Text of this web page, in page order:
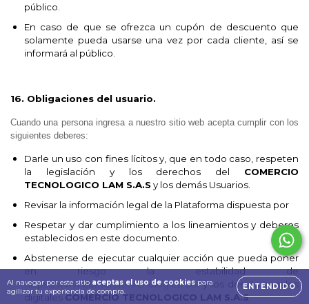
Al navegar por este sitio aceptas el uso de cookies para
agilizar tu experiencia de compra.
ENTENDIDO
público.
En caso de que se ofrezca un cupón de descuento que
solamente pueda usarse una vez por cada cliente, así se
informará al público.
16. Obligaciones del usuario.
Cuando una persona ingresa a nuestro sitio web acepta cumplir con los
siguientes deberes:
Darle un uso con fines lícitos y, que en todo caso, respeten
la legislación y los derechos del COMERCIO
TECNOLOGICO LAM S.A.S y los demás Usuarios.
Revisar la información legal de la Plataforma dispuesta por
Respetar y dar cumplimiento a los lineamientos y deberes
establecidos en este documento.
Abstenerse de ejecutar cualquier acción que pueda poner
en riesgo la estabilidad de
https://www.comerciotecnologico.co/y los demás canales
digitalesCOMERCIO TECNOLOGICO LAM S.A.S.